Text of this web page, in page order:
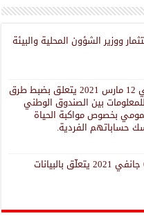
ووزير الشؤون المحلية والبيئة
أمر حكومي عـدد 153 لـسنة 2021 مؤرخ في 12 مارس 2021 يتعلق بضبط طرق
بين الصندوق الوطني
بخصوص مواكبة الحياة
حساباتهم الفردية.
أمر حكومي عدد 3 لسنة 2021 مؤرخ في 6 جانفي 2021 يتعلّق بالبيانات